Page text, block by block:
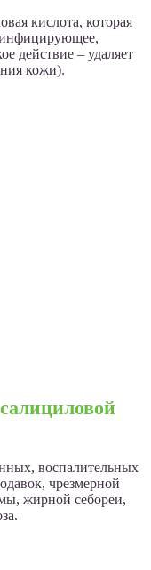
кислота, которая
действие – удаляет
кожи).
воспалительных
чрезмерной
жирной себореи,